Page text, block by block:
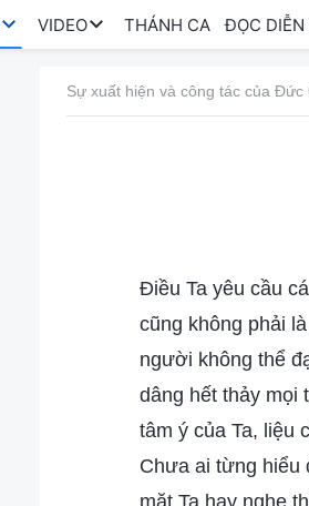
VIDEO THÁNH CA ĐỌC DIỄN
Sự xuất hiện và công tác của Đức
Điều Ta yêu cầu
cũng không phải
người không thể
dâng hết thảy mọi
tâm ý của Ta, liệu
Chưa ai từng hiểu
mặt Ta hay nghe